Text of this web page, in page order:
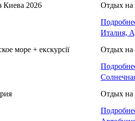
Отдых на
Италия,
Отдых на
Отдых на